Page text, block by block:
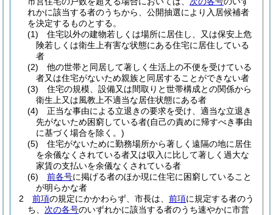
れかに該当する者のうちから、公開抽選により入居候補者
を決定するものとする。
(1)
住宅以外の建物若しくは場所に居住し、又は保安上危
険若しくは衛生上有害な状態にある住宅に居住している
者
(2)
他の世帯と同居して著しく生活上の不便を受けている
者又は住宅がないため親族と同居することができない者
(3)
住宅の規模、設備又は間取りと世帯構成との関係から
衛生上又は風教上不適当な居住状態にある者
(4)
正当な事由による立退きの要求を受け、適当な立退き
先がないため困窮している者(自己の責めに帰すべき事由
に基づく場合を除く。)
(5)
住宅がないために勤務場所から著しく遠隔の地に居住
を余儀なくされている者又は収入に比して著しく過大な
家賃の支払いを余儀なくされている者
(6)
前各号に掲げる者のほか現に住宅に困窮していること
が明らかな者
2
前項の規定にかかわらず、市長は、 前項に規定する者のう
ち、 次の各号のいずれかに該当する者のうち速やかに市営